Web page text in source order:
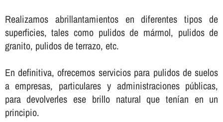
Realizamos abrillantamientos en diferentes tipos de
superficies, tales como pulidos de mármol, pulidos de
granito, pulidos de terrazo, etc.
En definitiva, ofrecemos servicios para pulidos de suelos
a empresas, particulares y administraciones públicas,
para devolverles ese brillo natural que tení­an en un
principio.